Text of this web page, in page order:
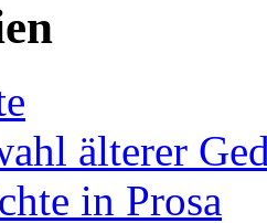
älterer
in Prosa